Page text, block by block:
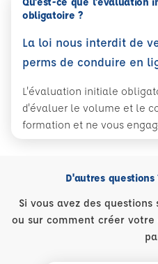
obligatoire ?
La loi nous interdit de
perms de conduire en
L'évaluation initiale
d'évaluer le volume et le
formation et ne vous
D'autres
Si vous avez des
ou sur comment créer votre